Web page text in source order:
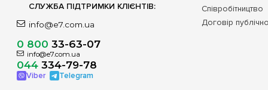
СЛУЖБА ПІДТРИМКИ КЛІЄНТІВ:
info@e7.com.ua
0 800 33-63-07
info@e7.com.ua
044334-79-78
Viber Telegram
Співробітництво
Договір